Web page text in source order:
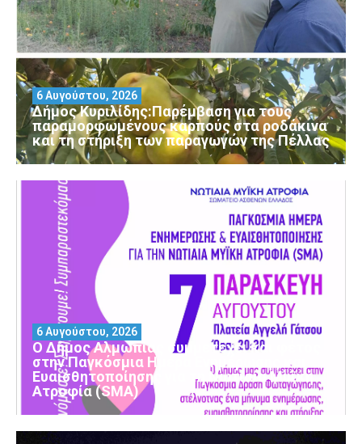
Δήμος Κυριλίδης:Παρέμβαση για τους
παραμορφωμένους καρπούς στα ροδάκινα
και τη στήριξη των παραγωγών της Πέλλας
6 Αυγούστου, 2026
Ο Δήμος Αλμωπίας συμμετέχει και φέτος
στην Παγκόσμια Ημέρα Ενημέρωσης και
Ευαισθητοποίησης για τη Νωτιαία Μυϊκή
Ατροφία (SMA)
6 Αυγούστου, 2026